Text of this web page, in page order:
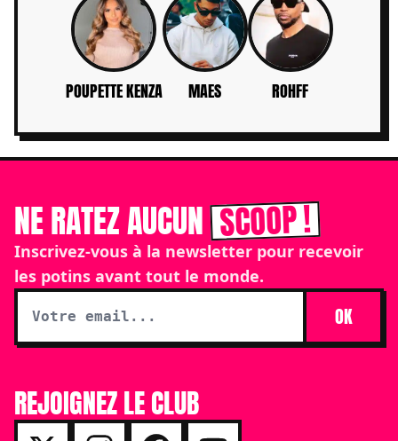
POUPETTE KENZA MAES ROHFF
NE RATEZ AUCUNSCOOP !
Inscrivez-vous à la newsletter pour recevoir
les potins avant tout le monde.
OK
REJOIGNEZ LE CLUB